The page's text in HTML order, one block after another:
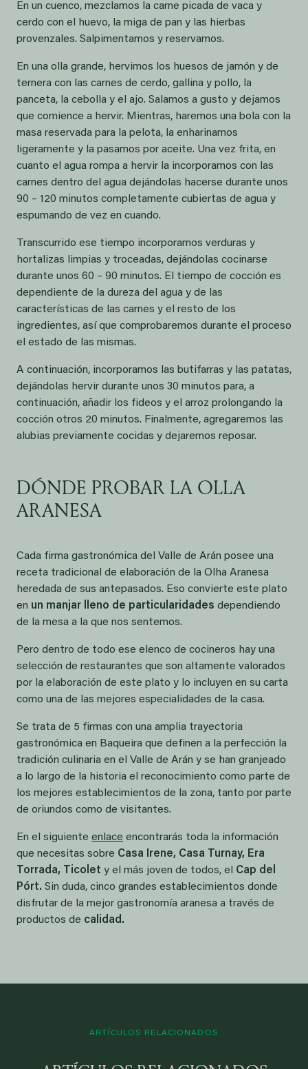
En un cuenco, mezclamos la carne picada de vaca y
cerdo con el huevo, la miga de pan y las hierbas
provenzales. Salpimentamos y reservamos.
En una olla grande, hervimos los huesos de jamón y de
ternera con las carnes de cerdo, gallina y pollo, la
panceta, la cebolla y el ajo. Salamos a gusto y dejamos
que comience a hervir. Mientras, haremos una bola con la
masa reservada para la pelota, la enharinamos
ligeramente y la pasamos por aceite. Una vez frita, en
cuanto el agua rompa a hervir la incorporamos con las
carnes dentro del agua dejándolas hacerse durante unos
90 – 120 minutos completamente cubiertas de agua y
espumando de vez en cuando.
Transcurrido ese tiempo incorporamos verduras y
hortalizas limpias y troceadas, dejándolas cocinarse
durante unos 60 – 90 minutos. El tiempo de cocción es
dependiente de la dureza del agua y de las
características de las carnes y el resto de los
ingredientes, así que comprobaremos durante el proceso
el estado de las mismas.
A continuación, incorporamos las butifarras y las patatas,
dejándolas hervir durante unos 30 minutos para, a
continuación, añadir los fideos y el arroz prolongando la
cocción otros 20 minutos. Finalmente, agregaremos las
alubias previamente cocidas y dejaremos reposar.
DÓNDE PROBAR LA OLLA
ARANESA
Cada firma gastronómica del Valle de Arán posee una
receta tradicional de elaboración de la Olha Aranesa
heredada de sus antepasados. Eso convierte este plato
en un manjar lleno de particularidades dependiendo
de la mesa a la que nos sentemos.
Pero dentro de todo ese elenco de cocineros hay una
selección de restaurantes que son altamente valorados
por la elaboración de este plato y lo incluyen en su carta
como una de las mejores especialidades de la casa.
Se trata de 5 firmas con una amplia trayectoria
gastronómica en Baqueira que definen a la perfección la
tradición culinaria en el Valle de Arán y se han granjeado
a lo largo de la historia el reconocimiento como parte de
los mejores establecimientos de la zona, tanto por parte
de oriundos como de visitantes.
En el siguiente enlace encontrarás toda la información
que necesitas sobre Casa Irene, Casa Turnay, Era
Torrada, Ticolet y el más joven de todos, el Cap del
Pórt. Sin duda, cinco grandes establecimientos donde
disfrutar de la mejor gastronomía aranesa a través de
productos de calidad.
ARTÍCULOS RELACIONADOS